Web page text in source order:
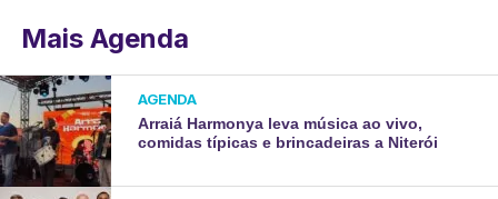
Mais Agenda
AGENDA
Arraiá Harmonya leva música ao vivo,
comidas típicas e brincadeiras a Niterói